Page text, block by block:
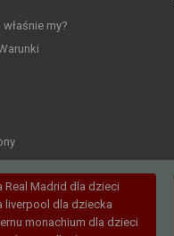
my?
Real Madrid dla dzieci
liverpool dla dziecka
monachium dla dzieci